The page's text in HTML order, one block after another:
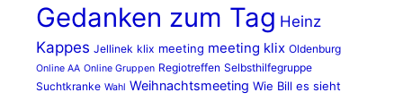
Gedanken zum Tag Heinz
Kappes Jellinek klix meeting meeting klix Oldenburg
Online AA Online Gruppen Regiotreffen Selbsthilfegruppe
Suchtkranke Wahl Weihnachtsmeeting Wie Bill es sieht